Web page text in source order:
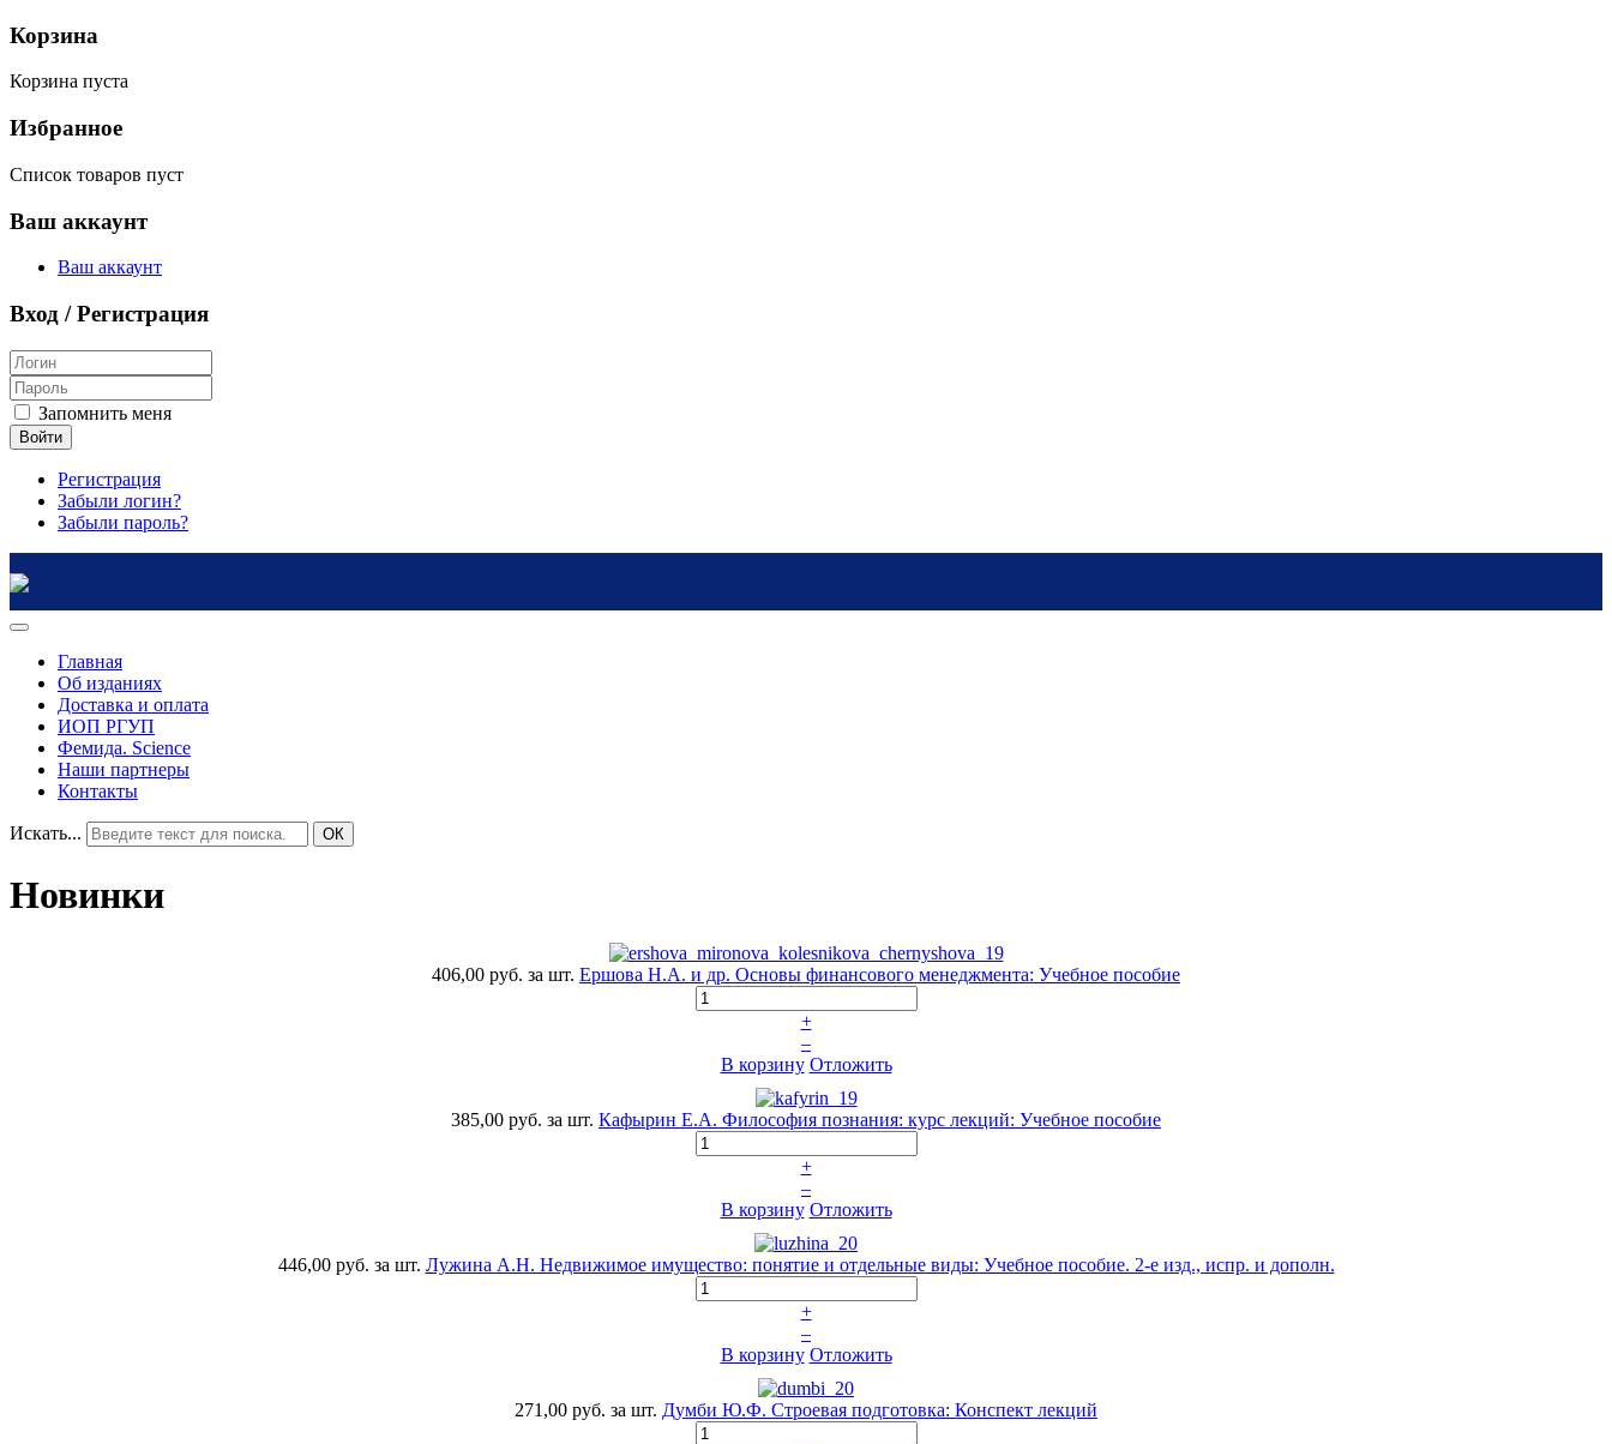
Корзина
Корзина пуста
Избранное
Список товаров пуст
Ваш аккаунт
Ваш аккаунт
Вход / Регистрация
Запомнить меня
Войти
Регистрация
Забыли логин?
Забыли пароль?
Главная
Об изданиях
Доставка и оплата
ИОП РГУП
Фемида. Science
Наши партнеры
Контакты
Искать... ОК
Новинки
406,00 руб. за шт. Ершова Н.А. и др. Основы финансового менеджмента: Учебное пособие
+
–
В корзину Отложить
385,00 руб. за шт. Кафырин Е.А. Философия познания: курс лекций: Учебное пособие
+
–
В корзину Отложить
446,00 руб. за шт. Лужина А.Н. Недвижимое имущество: понятие и отдельные виды: Учебное пособие. 2‑е изд., испр. и дополн.
+
–
В корзину Отложить
271,00 руб. за шт. Думби Ю.Ф. Строевая подготовка: Конспект лекций